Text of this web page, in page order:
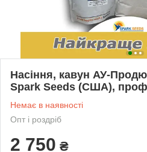
Насіння, кавун АУ-
Spark Seeds (США),
Немає в наявності
Опт і роздріб
2 750 ₴